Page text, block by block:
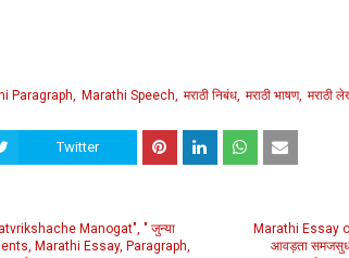
Paragraph Marathi Speech मराठी निबंध मराठी भाषण मराठी
Twitter
Marathi Essay
आवड़ता
Manogat", " जुन्या
Marathi Essay, Paragraph,